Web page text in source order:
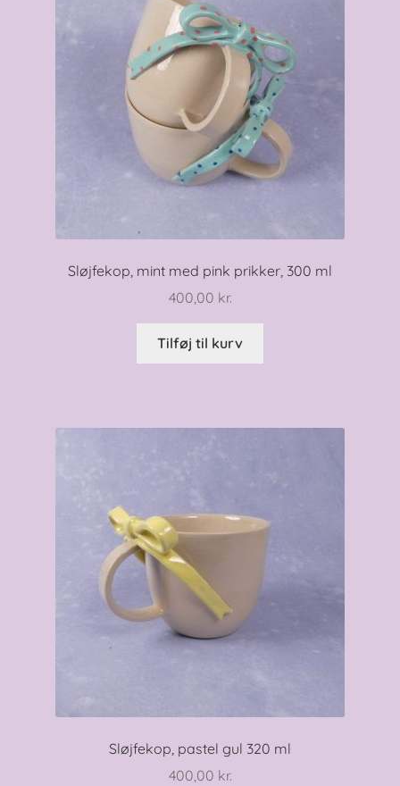
Sløjfekop, mint med pink prikker, 300 ml
400,00 kr.
Tilføj til kurv
Sløjfekop, pastel gul 320 ml
400,00 kr.